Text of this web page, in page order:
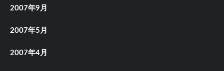
2007年9月
2007年5月
2007年4月